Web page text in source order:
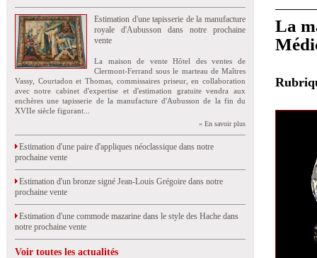
Estimation d'une tapisserie de la manufacture
royale d'Aubusson dans notre prochaine
vente
La maison de vente Hôtel des ventes de
Clermont-Ferrand sous le marteau de Maîtres
Vassy, Courtadon et Thomas, commissaires priseur, en collaboration
avec notre cabinet d'expertise et d'estimation gratuite vendra aux
enchères une tapisserie de la manufacture d'Aubusson de la fin du
XVIIe siècle figurant...
» En savoir plus
Estimation d'une paire d'appliques néoclassique dans notre
prochaine vente
Estimation d'un bronze signé Jean-Louis Grégoire dans notre
prochaine vente
Estimation d'une commode mazarine dans le style des Hache dans
notre prochaine vente
Voir toutes les actualités
La